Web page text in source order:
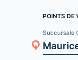
POINTS DE
Succursale